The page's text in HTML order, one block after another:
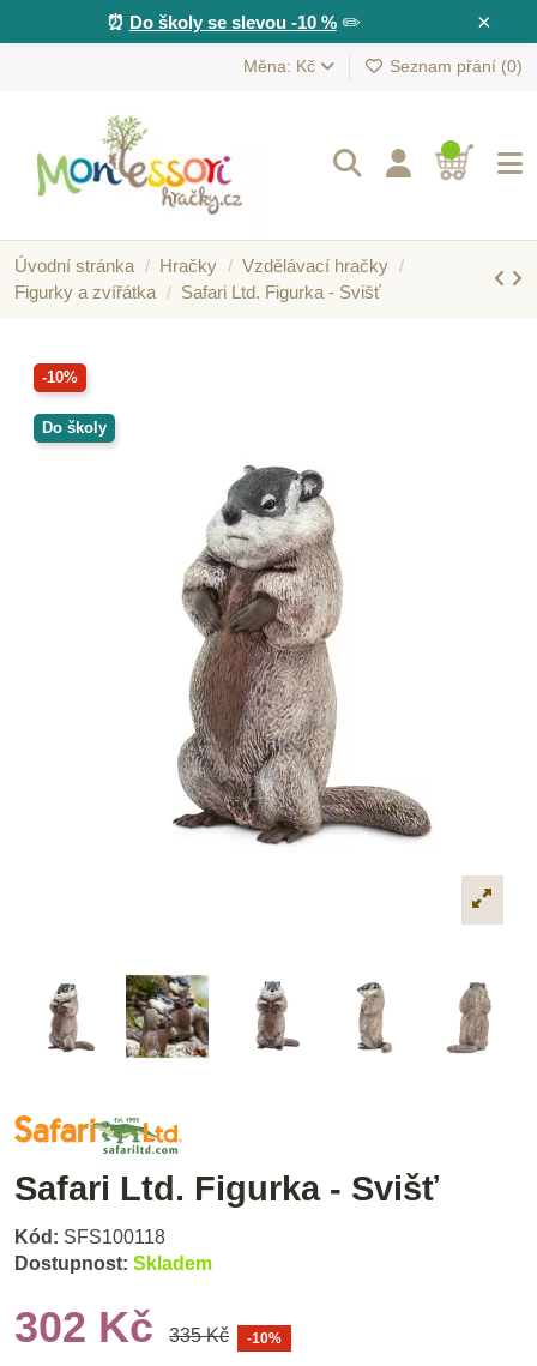
×
⏰ Do školy se slevou -10 %✏️
Měna: Kč Seznam přání (0)
Úvodní stránka Hračky
Vzdělávací hračky
Figurky a zvířátka
Safari Ltd. Figurka - Svišť
-10%
Do školy
Safari Ltd. Figurka - Svišť
Kód: SFS100118
Dostupnost: Skladem
302 Kč 335 Kč -10%